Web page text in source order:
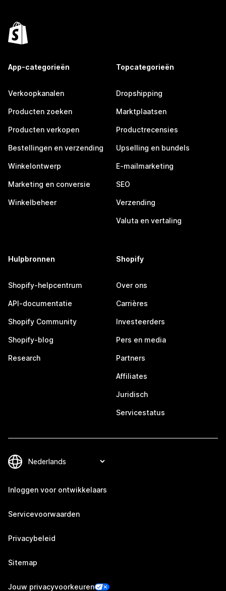
App-categorieën
Verkoopkanalen
Producten zoeken
Producten verkopen
Bestellingen en verzending
Winkelontwerp
Marketing en conversie
Winkelbeheer
Topcategorieën
Dropshipping
Marktplaatsen
Productrecensies
Upselling en bundels
E-mailmarketing
SEO
Verzending
Valuta en vertaling
Hulpbronnen
Shopify-helpcentrum
API-documentatie
Shopify Community
Shopify-blog
Research
Shopify
Over ons
Carrières
Investeerders
Pers en media
Partners
Affiliates
Juridisch
Servicestatus
Inloggen voor ontwikkelaars
Servicevoorwaarden
Privacybeleid
Sitemap
Jouw privacyvoorkeuren